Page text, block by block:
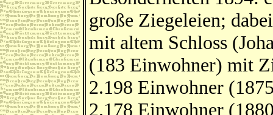
große Ziegeleien;
mit altem Schloss
(183 Einwohner) mit
2.198 Einwohner
2.178 Einwohner